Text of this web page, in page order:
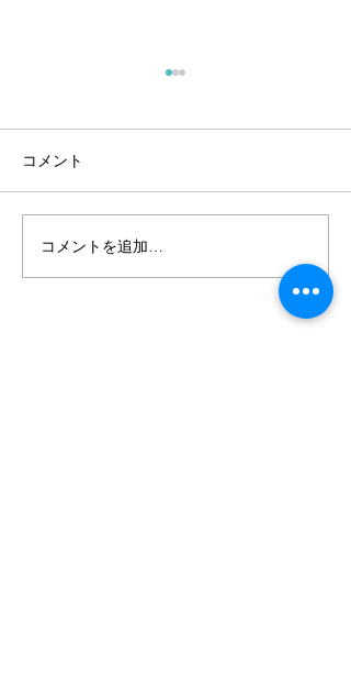
竹元 紳一郎‐たけもとしん
いちろう‐
コメント
コメントを追加…